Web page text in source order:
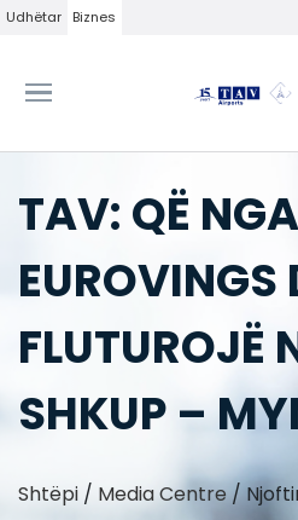
Udhëtar Biznes
TAV: QË
EUROVINGS
FLUTUROJË
SHKUP –
Shtëpi / Media Centre /